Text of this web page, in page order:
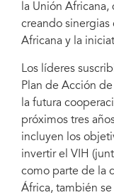
la Unión
creando sinergias
Africana y la
Los líderes
Plan de Acción
la futura
próximos tres
incluyen los
invertir el VIH
como parte de la
África, también